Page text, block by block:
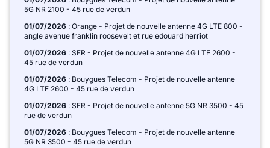
5G NR 2100 - 45 rue de verdun
01/07/2026 : Orange - Projet de nouvelle antenne 4G LTE 800 -
angle avenue franklin roosevelt et rue edouard herriot
01/07/2026 : SFR - Projet de nouvelle antenne 4G LTE 2600 -
45 rue de verdun
01/07/2026 : Bouygues Telecom - Projet de nouvelle antenne
4G LTE 2600 - 45 rue de verdun
01/07/2026 : SFR - Projet de nouvelle antenne 5G NR 3500 - 45
rue de verdun
01/07/2026 : Bouygues Telecom - Projet de nouvelle antenne
5G NR 3500 - 45 rue de verdun